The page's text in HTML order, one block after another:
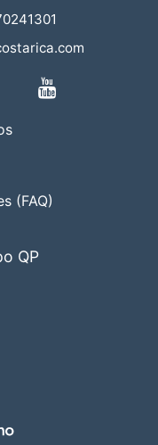
(FAQ)
QP